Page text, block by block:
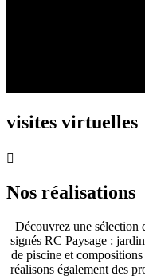
visites virtuelles

Nos réalisations
Découvrez une sélection
signés RC Paysage :
de piscine et
réalisons également des